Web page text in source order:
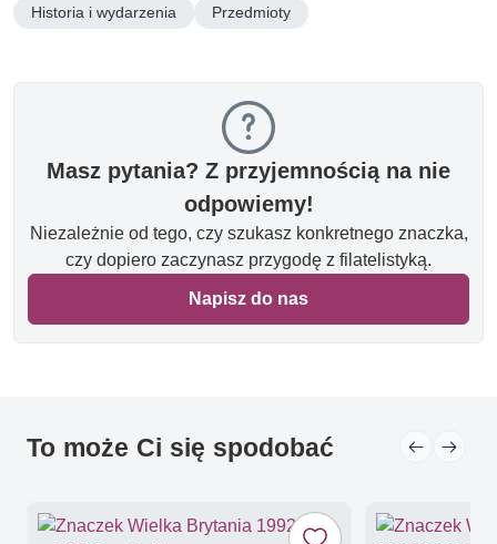
Historia i wydarzenia
Przedmioty
Masz pytania? Z przyjemnością na nie
odpowiemy!
Niezależnie od tego, czy szukasz konkretnego znaczka,
czy dopiero zaczynasz przygodę z filatelistyką.
Napisz do nas
To może Ci się spodobać